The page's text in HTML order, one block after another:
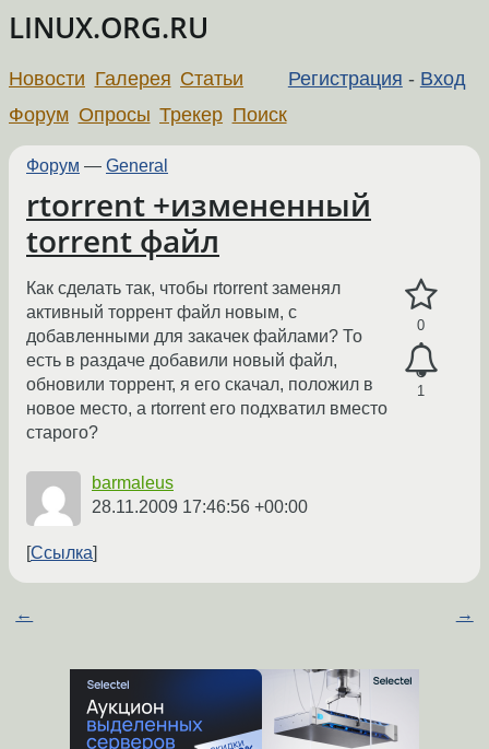
LINUX.ORG.RU
Регистрация - Вход
Новости Галерея Статьи
Форум Опросы Трекер Поиск
Форум — General
rtorrent +измененный
torrent файл
0
1
Как сделать так, чтобы rtorrent заменял
активный торрент файл новым, с
добавленными для закачек файлами? То
есть в раздаче добавили новый файл,
обновили торрент, я его скачал, положил в
новое место, а rtorrent его подхватил вместо
старого?
barmaleus
28.11.2009 17:46:56 +00:00
Ссылка
← →